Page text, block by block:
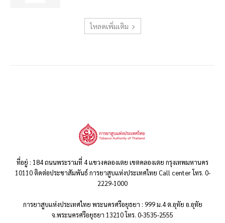
โหลดเพิ่มเติม
ที่อยู่ : 184 ถนนพระรามที่ 4 แขวงคลองเตย เขตคลองเตย กรุงเทพมหานคร
10110 ติดต่อประชาสัมพันธ์ การยาสูบแห่งประเทศไทย Call center โทร. 0-
2229-1000
การยาสูบแห่งประเทศไทย พระนครศรีอยุธยา : 999 ม.4 ต.อุทัย อ.อุทัย
จ.พระนครศรีอยุธยา 13210 โทร. 0-3535-2555